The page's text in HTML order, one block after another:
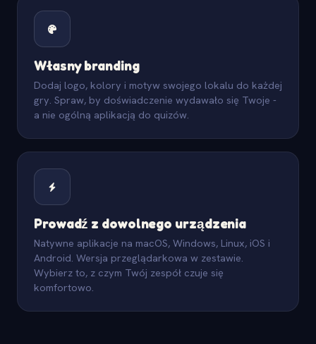
Własny branding
Dodaj logo, kolory i motyw swojego lokalu do każdej
gry. Spraw, by doświadczenie wydawało się Twoje -
a nie ogólną aplikacją do quizów.
Prowadź z dowolnego urządzenia
Natywne aplikacje na macOS, Windows, Linux, iOS i
Android. Wersja przeglądarkowa w zestawie.
Wybierz to, z czym Twój zespół czuje się
komfortowo.